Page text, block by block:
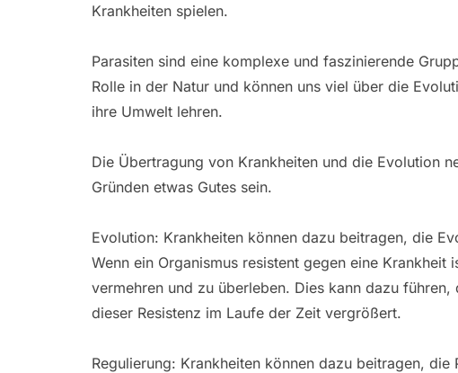
Krankheiten spielen.
Parasiten sind eine komplexe und faszinierende
Rolle in der Natur und können uns viel über die
ihre Umwelt lehren.
Die Übertragung von Krankheiten und die Evolution
Gründen etwas Gutes sein.
Evolution: Krankheiten können dazu beitragen, die
Wenn ein Organismus resistent gegen eine
vermehren und zu überleben. Dies kann dazu
dieser Resistenz im Laufe der Zeit vergrößert.
Regulierung: Krankheiten können dazu beitragen,